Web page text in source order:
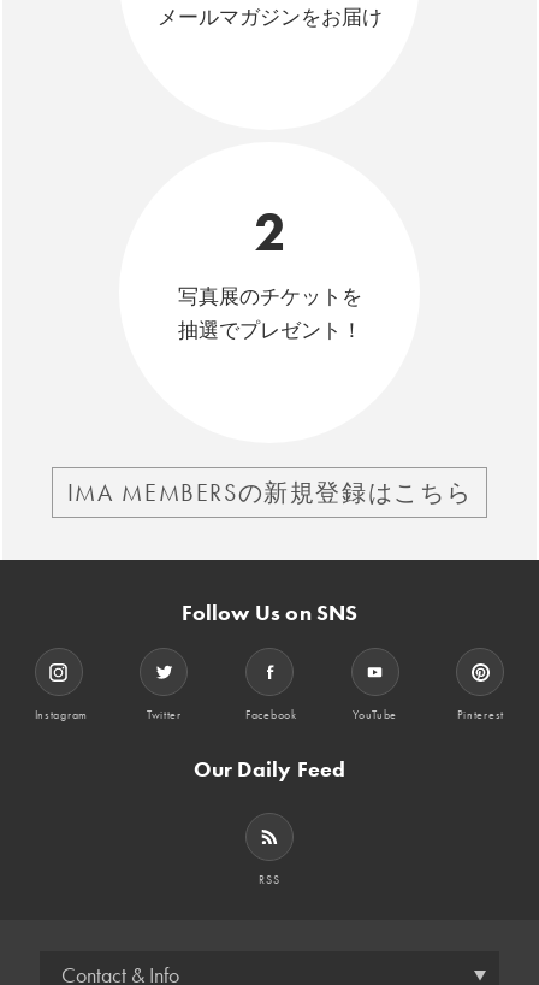
メールマガジンをお届け
2
写真展のチケットを
抽選でプレゼント！
IMA MEMBERSの新規登録はこちら
Follow Us on SNS
Instagram Twitter Facebook YouTube Pinterest
Our Daily Feed
RSS
Contact & Info